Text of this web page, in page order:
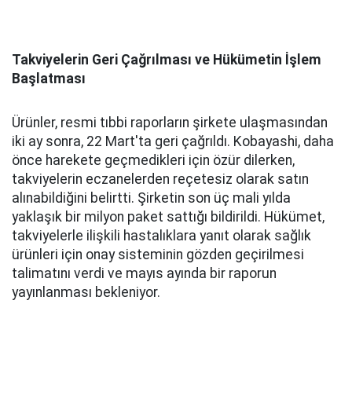
Takviyelerin Geri Çağrılması ve Hükümetin İşlem
Başlatması
Ürünler, resmi tıbbi raporların şirkete ulaşmasından
iki ay sonra, 22 Mart'ta geri çağrıldı. Kobayashi, daha
önce harekete geçmedikleri için özür dilerken,
takviyelerin eczanelerden reçetesiz olarak satın
alınabildiğini belirtti. Şirketin son üç mali yılda
yaklaşık bir milyon paket sattığı bildirildi. Hükümet,
takviyelerle ilişkili hastalıklara yanıt olarak sağlık
ürünleri için onay sisteminin gözden geçirilmesi
talimatını verdi ve mayıs ayında bir raporun
yayınlanması bekleniyor.